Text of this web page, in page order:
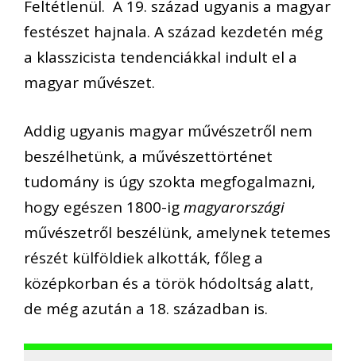
Feltétlenül. A 19. század ugyanis a magyar
festészet hajnala. A század kezdetén még
a klasszicista tendenciákkal indult el a
magyar művészet.
Addig ugyanis magyar művészetről nem
beszélhetünk, a művészettörténet
tudomány is úgy szokta megfogalmazni,
hogy egészen 1800-igmagyarországi
művészetről beszélünk, amelynek tetemes
részét külföldiek alkották, főleg a
középkorban és a török hódoltság alatt,
de még azután a 18. században is.